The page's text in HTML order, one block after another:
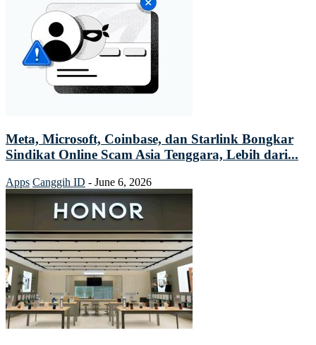
Meta, Microsoft, Coinbase, dan Starlink Bongkar
Sindikat Online Scam Asia Tenggara, Lebih dari...
Apps Canggih ID - June 6, 2026